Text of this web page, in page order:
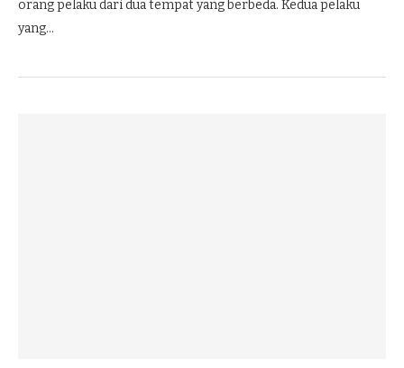
orang pelaku dari dua tempat yang berbeda. Kedua pelaku
yang…